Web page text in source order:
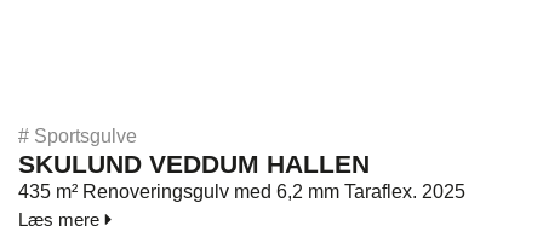
# Sportsgulve
SKULUND VEDDUM HALLEN
435 m² Renoveringsgulv med 6,2 mm Taraflex. 2025
Læs mere